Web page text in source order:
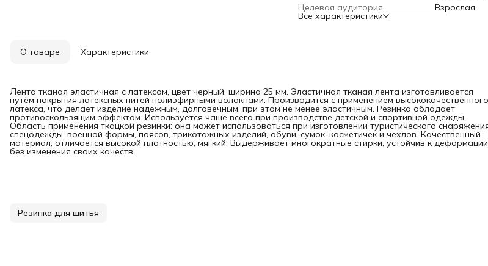
Целевая аудитория
Взрослая
Все характеристики
О товаре Характеристики
Лента тканая эластичная с латексом, цвет черный, ширина 25 мм. Эластичная тканая лента изготавливается
путём покрытия латексных нитей полиэфирными волокнами. Производится с применением высококачественного
латекса, что делает изделие надежным, долговечным, при этом не менее эластичным. Резинка обладает
противоскользящим эффектом. Используется чаще всего при производстве детской и спортивной одежды.
Область применения ткацкой резинки: она может использоваться при изготовлении туристического
спецодежды, военной формы, поясов, трикотажных изделий, обуви, сумок, косметичек и чехлов. Качественный
материал, отличается высокой плотностью, мягкий. Выдерживает многократные стирки, устойчив к деформации
без изменения своих качеств.
Резинка для шитья